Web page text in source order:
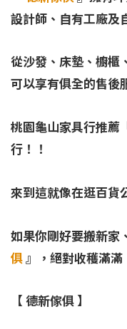
設計師、自有工廠及
從沙發、床墊、櫥櫃
可以享有俱全的售後
桃園龜山家具行推薦
行！！
來到這就像在逛百貨
如果你剛好要搬新家
俱』，絕對收穫滿滿
【 德新傢俱 】